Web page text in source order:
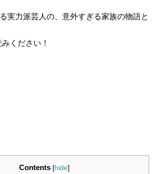
実力派芸人の、意外すぎる家族の物語と
ください！
Contents [hide]